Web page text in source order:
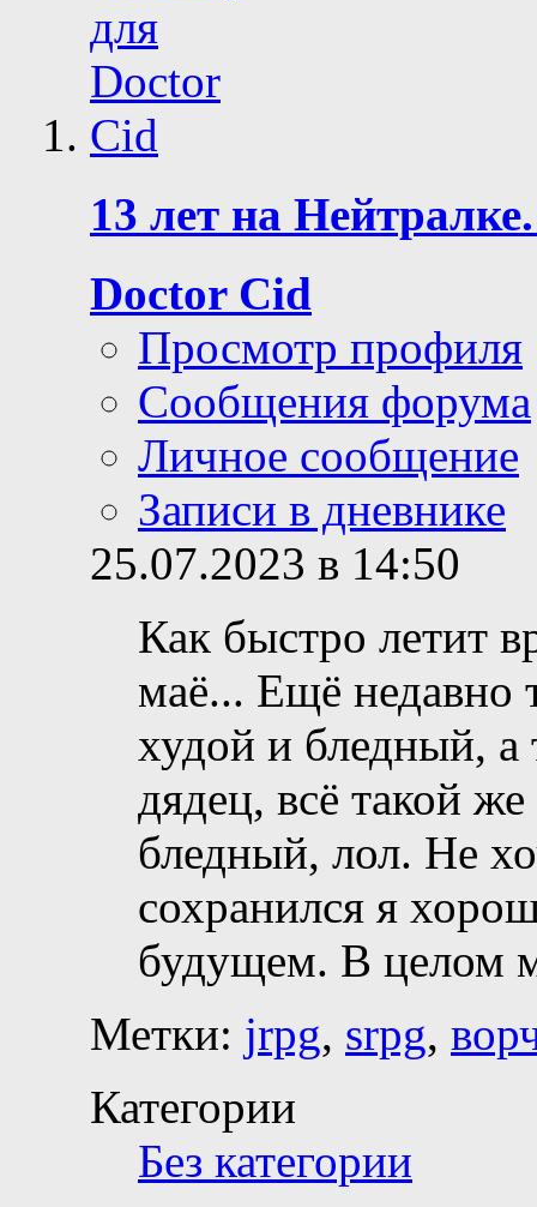
13 лет на
Doctor Cid
Просмотр профиля
Сообщения форума
Личное сообщение
Записи в дневнике
25.07.2023 в 14:50
Как быстро летит
маё... Ещё недавно
худой и бледный, а
дядец, всё такой
бледный, лол. Не
сохранился я
будущем. В целом
Метки: jrpg, srpg,
Категории
Без категории